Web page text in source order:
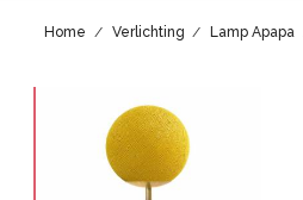
Home Verlichting Lamp Apapa